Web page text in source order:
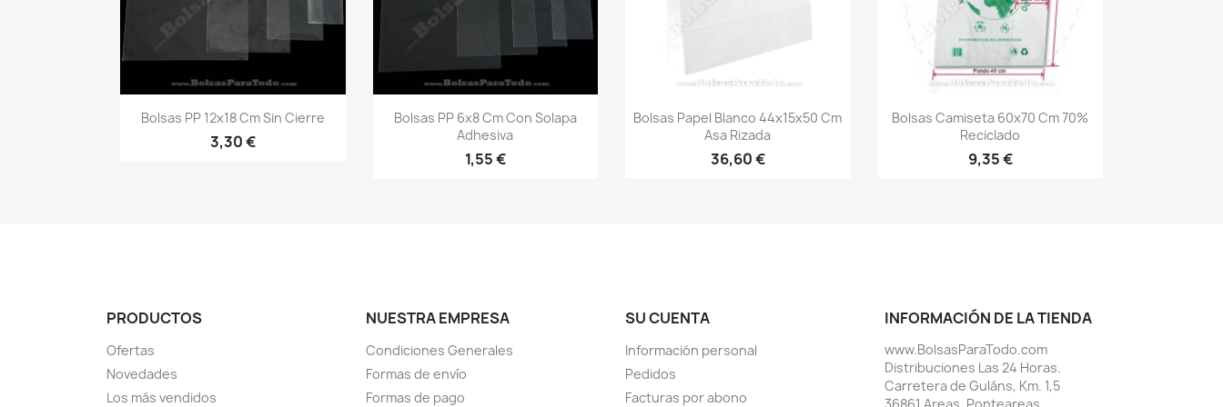
Vista rápida
Bolsas PP 12x18 Cm Sin Cierre
3,30 €
Vista rápida
Bolsas PP 6x8 Cm Con Solapa
Adhesiva
1,55 €
Vista rápida
Bolsas Papel Blanco 44x15x50 Cm
Asa Rizada
36,60 €
Vista rápida
Bolsas Camiseta 60x70 Cm 70%
Reciclado
9,35 €
PRODUCTOS
Ofertas
Novedades
Los más vendidos
NUESTRA EMPRESA
Condiciones Generales
Formas de envío
Formas de pago
SU CUENTA
Información personal
Pedidos
Facturas por abono
INFORMACIÓN DE LA TIENDA
www.BolsasParaTodo.com
Distribuciones Las 24 Horas.
Carretera de Guláns, Km. 1,5